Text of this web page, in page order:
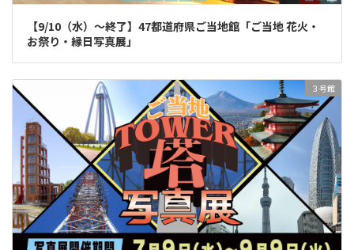
【9/10（水）～終了】47都道府県ご当地館「ご当地 花火・
お祭り・縁日写真展」
３号館